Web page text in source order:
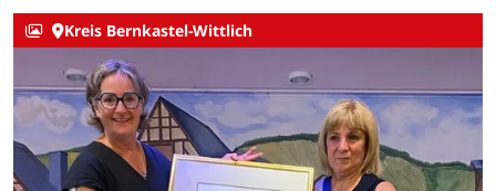
Kreis Bernkastel-Wittlich